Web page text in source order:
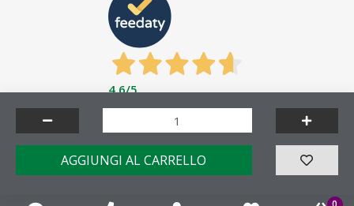
AGGIUNGI AL CARRELLO
4,6/5
Feedaty4.7/5-23727feedbacks
Made by